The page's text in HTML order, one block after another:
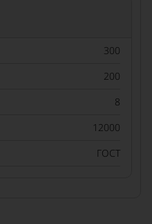
300
200
8
12000
ГОСТ